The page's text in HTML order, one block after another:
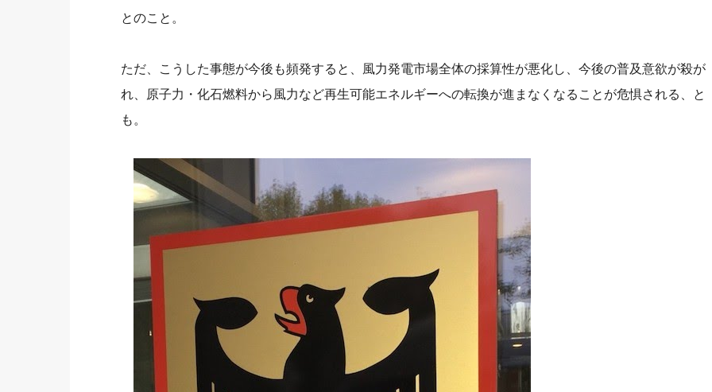
とのこと。
ただ、こうした事態が今後も頻発すると、風力発電市場全体の採算性が悪化し、今後の普及意欲が殺が
れ、原子力・化石燃料から風力など再生可能エネルギーへの転換が進まなくなることが危惧される、と
も。